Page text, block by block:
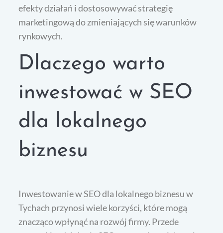
efekty działań i dostosowywać strategię
marketingową do zmieniających się warunków
rynkowych.
Dlaczego warto
inwestować w SEO
dla lokalnego
biznesu
Inwestowanie w SEO dla lokalnego biznesu w
Tychach przynosi wiele korzyści, które mogą
znacząco wpłynąć na rozwój firmy. Przede